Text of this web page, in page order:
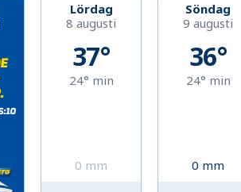
Lördag
8 augusti
37°
24° min
0 mm
Söndag
9 augusti
36°
24° min
0 mm